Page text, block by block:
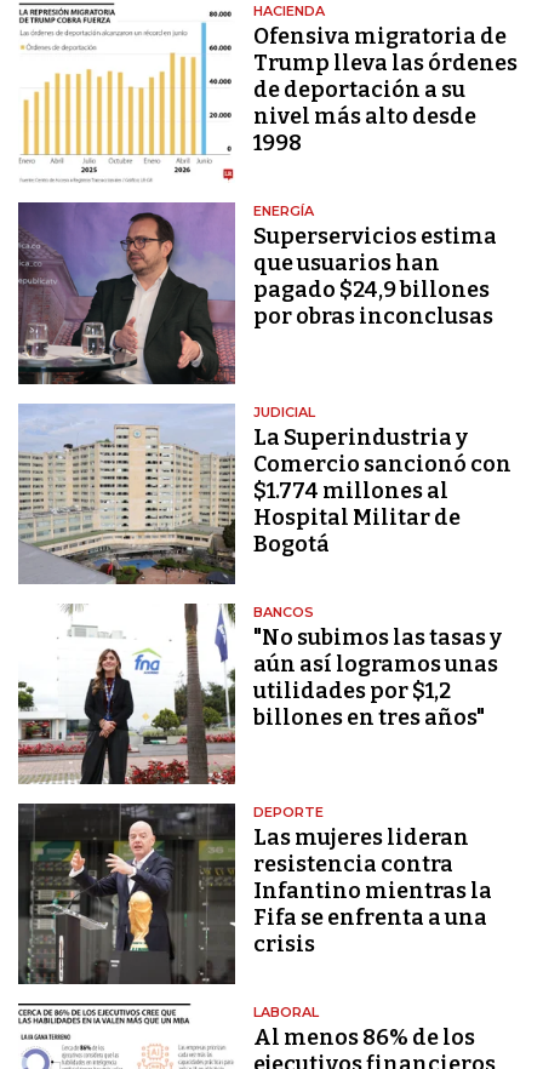
HACIENDA
Ofensiva migratoria de
Trump lleva las órdenes
de deportación a su
nivel más alto desde
1998
ENERGÍA
Superservicios estima
que usuarios han
pagado $24,9 billones
por obras inconclusas
JUDICIAL
La Superindustria y
Comercio sancionó con
$1.774 millones al
Hospital Militar de
Bogotá
BANCOS
"No subimos las tasas y
aún así logramos unas
utilidades por $1,2
billones en tres años"
DEPORTE
Las mujeres lideran
resistencia contra
Infantino mientras la
Fifa se enfrenta a una
crisis
LABORAL
Al menos 86% de los